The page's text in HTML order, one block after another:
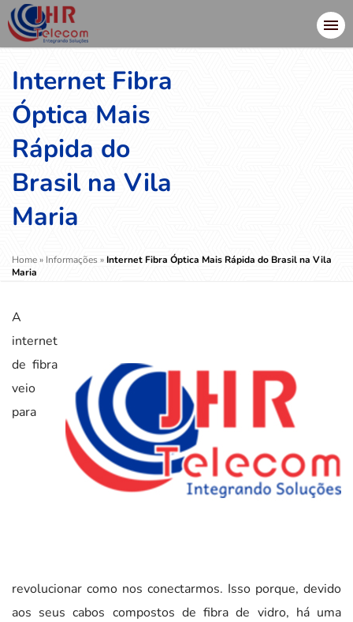
Internet Fibra
Óptica Mais
Rápida do
Brasil na Vila
Maria
Home» Informações » Internet Fibra Óptica Mais Rápida do Brasil na Vila
Maria
A
internet
de fibra
veio
para
revolucionar como nos conectarmos. Isso porque, devido
aos seus cabos compostos de fibra de vidro, há uma